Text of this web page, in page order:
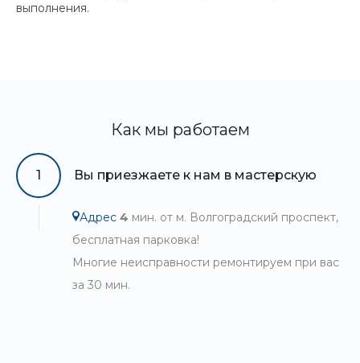
выполнения.
Как мы работаем
1 Вы приезжаете к нам в мастерскую
Адрес 4 мин. от м. Волгоградский проспект,
бесплатная парковка!
Многие неисправности ремонтируем при вас
за 30 мин.